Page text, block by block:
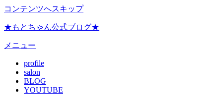
コンテンツへスキップ
★もとちゃん公式ブログ★
メニュー
profile
salon
BLOG
YOUTUBE